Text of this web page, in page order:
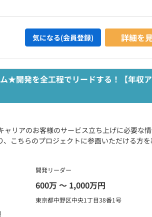
気になる(会員登録) 詳細を
★開発を全工程でリードする！【年収
ャリアのお客様のサービス立ち上げに必要な
、こちらのプロジェクトに参画いただける方
開発リーダー
600万 〜 1,000万円
東京都中野区中央1丁目38番1号